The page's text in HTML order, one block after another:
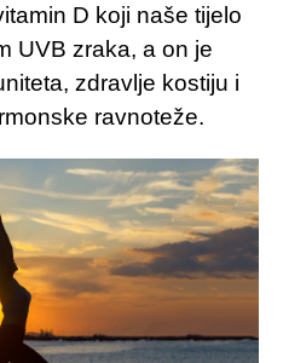
D koji naše tijelo
UVB zraka, a on je
zdravlje kostiju i
ravnoteže.